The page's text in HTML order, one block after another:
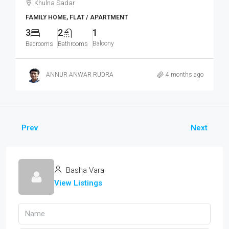
Khulna Sadar
FAMILY HOME, FLAT / APARTMENT
3
Bedrooms
2
Bathrooms
1
Balcony
ANNUR ANWAR RUDRA 4 months ago
Prev Next
Basha Vara
View Listings